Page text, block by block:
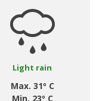
Light rain
Max. 31º C
Min. 23º C